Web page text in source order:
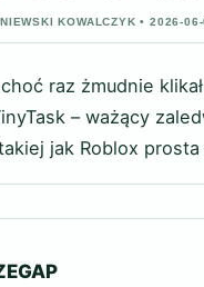
KOWALCZYK • 2026-
raz żmudnie
– ważący
jak Roblox